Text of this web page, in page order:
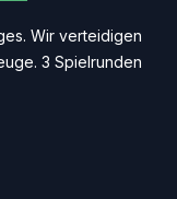
Wir verteidigen
3 Spielrunden